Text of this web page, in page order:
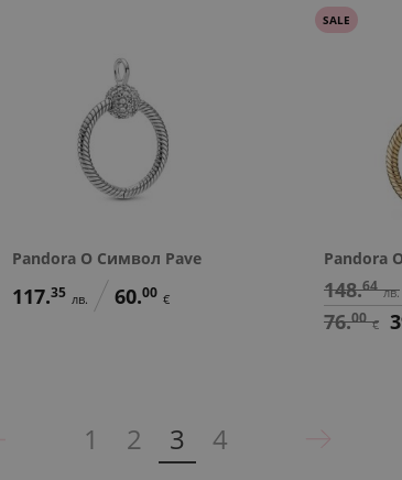
Pandora O Символ Pave
117.35 лв. 60.00 €
SALE
Pandora
148.64 лв.
76.00 €
1 2 3 4